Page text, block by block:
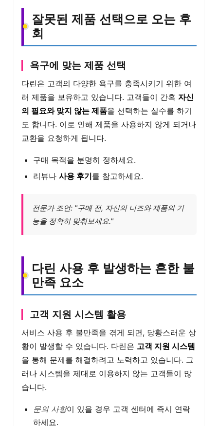
잘못된 제품 선택으로 오는 후
회
욕구에 맞는 제품 선택
다린은 고객의 다양한 욕구를 충족시키기 위한 여
러 제품을 보유하고 있습니다. 고객들이 간혹 자신
의 필요와 맞지 않는 제품을 선택하는 실수를 하기
도 합니다. 이로 인해 제품을 사용하지 않게 되거나
교환을 요청하게 됩니다.
구매 목적을 분명히 정하세요.
리뷰나 사용 후기를 참고하세요.
전문가 조언: "구매 전, 자신의 니즈와 제품의 기
능을 정확히 맞춰보세요."
다린 사용 후 발생하는 흔한 불
만족 요소
고객 지원 시스템 활용
서비스 사용 후 불만족을 겪게 되면, 당황스러운 상
황이 발생할 수 있습니다. 다린은 고객 지원 시스템
을 통해 문제를 해결하려고 노력하고 있습니다. 그
러나 시스템을 제대로 이용하지 않는 고객들이 많
습니다.
문의 사항이 있을 경우 고객 센터에 즉시 연락
하세요.